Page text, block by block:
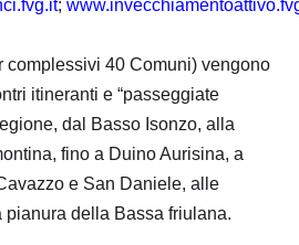
;
complessivi 40 Comuni) vengono
itineranti e “passeggiate
dal Basso Isonzo, alla
fino a Duino Aurisina, a
e San Daniele, alle
della Bassa friulana.